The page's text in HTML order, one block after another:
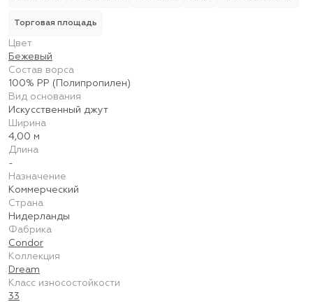
Торговая площадь
Цвет
Бежевый
Состав ворса
100% PP (Полипропилен)
Вид основания
Искусственный джут
Ширина
4,00 м
Длина
-
Назначение
Коммерческий
Страна
Нидерланды
Фабрика
Condor
Коллекция
Dream
Класс износостойкости
33